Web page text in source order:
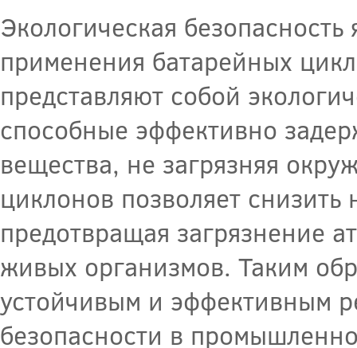
Экологическая
применения батарейных
представляют собой
способные эффективно
вещества, не загрязняя
циклонов позволяет
предотвращая загрязнение
живых организмов. Таким
устойчивым и эффективным
безопасности в